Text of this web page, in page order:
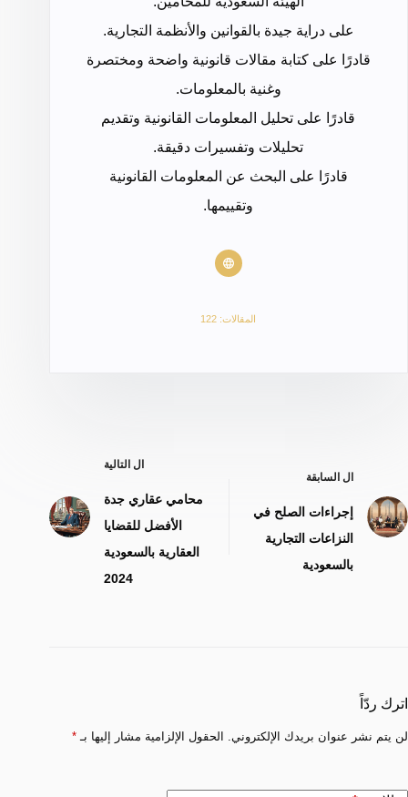
على دراية جيدة بالقوانين والأنظمة التجارية.
قادرًا على كتابة مقالات قانونية واضحة ومختصرة
وغنية بالمعلومات.
قادرًا على تحليل المعلومات القانونية وتقديم
تحليلات وتفسيرات دقيقة.
قادرًا على البحث عن المعلومات القانونية
وتقييمها.
المقالات: 122
ال السابقة
إجراءات الصلح في
النزاعات التجارية
بالسعودية
ال التالية
محامي عقاري جدة
الأفضل للقضايا
العقارية بالسعودية
2024
اترك ردّاً
لن يتم نشر عنوان بريدك الإلكتروني. الحقول الإلزامية مشار إليها بـ *